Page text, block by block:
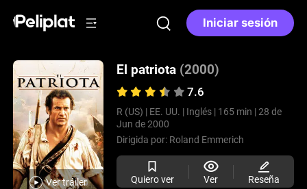
Iniciar sesión
Ver tráiler
El patriota (2000)
7.6
R (US) | EE. UU. | Inglés | 165 min | 28 de
Jun de 2000
Dirigida por: Roland Emmerich
Quiero ver Ver Reseña